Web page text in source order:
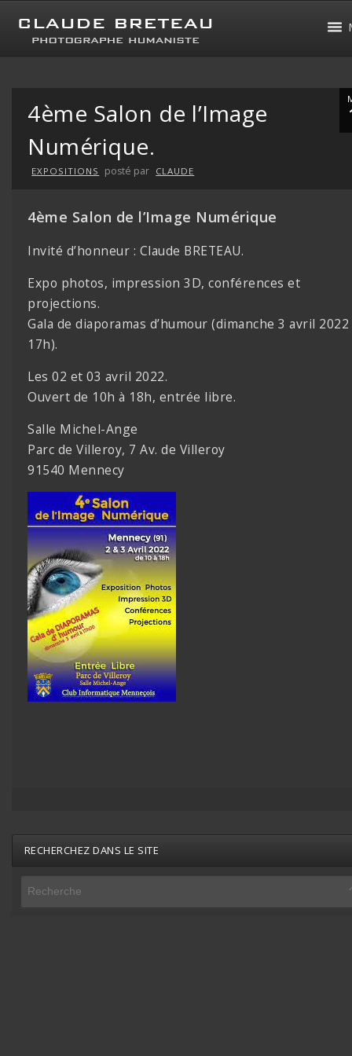
4ème Salon de l’Image
Numérique.
EXPOSITIONS posté par CLAUDE
4ème Salon de l’Image Numérique
Invité d’honneur : Claude BRETEAU.
Expo photos, impression 3D, conférences et
projections.
Gala de diaporamas d’humour (dimanche 3 avril 2022
17h).
Les 02 et 03 avril 2022.
Ouvert de 10h à 18h, entrée libre.
Salle Michel-Ange
Parc de Villeroy, 7 Av. de Villeroy
91540 Mennecy
RECHERCHEZ DANS LE SITE